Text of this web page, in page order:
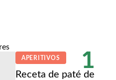
1
APERITIVOS
Receta de paté de